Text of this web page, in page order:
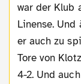
war der Klub
Linense. Und
er auch zu
Tore von
4-2. Und